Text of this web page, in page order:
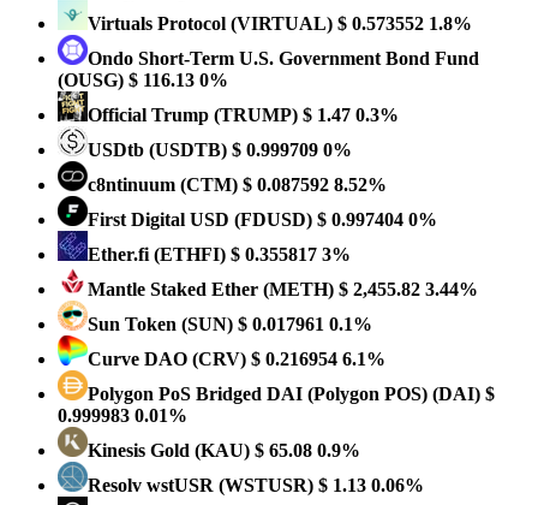
Virtuals Protocol (VIRTUAL) $ 0.573552 1.8%
Ondo Short-Term U.S. Government Bond Fund
(OUSG) $ 116.13 0%
Official Trump (TRUMP) $ 1.47 0.3%
USDtb (USDTB) $ 0.999709 0%
c8ntinuum (CTM) $ 0.087592 8.52%
First Digital USD (FDUSD) $ 0.997404 0%
Ether.fi (ETHFI) $ 0.355817 3%
Mantle Staked Ether (METH) $ 2,455.82 3.44%
Sun Token (SUN) $ 0.017961 0.1%
Curve DAO (CRV) $ 0.216954 6.1%
Polygon PoS Bridged DAI (Polygon POS) (DAI) $
0.999983 0.01%
Kinesis Gold (KAU) $ 65.08 0.9%
Resolv wstUSR (WSTUSR) $ 1.13 0.06%